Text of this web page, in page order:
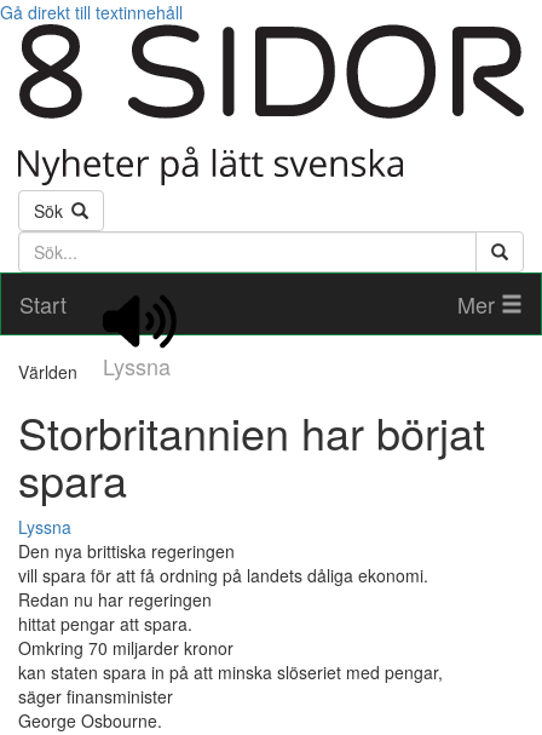
Gå direkt till textinnehåll
Sök
Söktext
Start
Lyssna
Mer
Världen
Storbritannien har börjat
spara
Lyssna
Den nya brittiska regeringen
vill spara för att få ordning på landets dåliga ekonomi.
Redan nu har regeringen
hittat pengar att spara.
Omkring 70 miljarder kronor
kan staten spara in på att minska slöseriet med pengar,
säger finansminister
George Osbourne.